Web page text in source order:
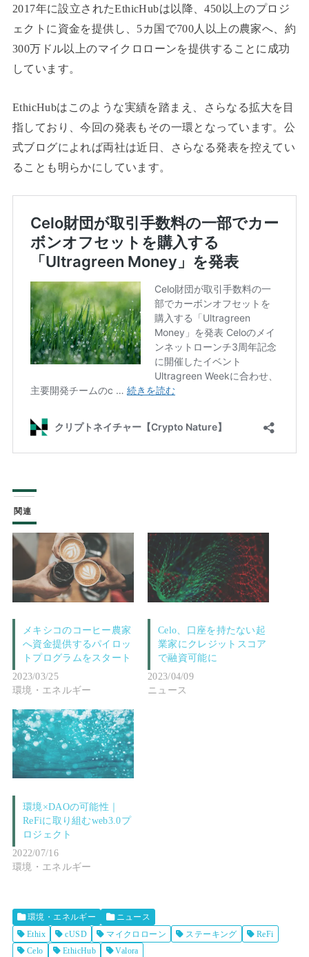
2017年に設立されたEthicHubは以降、450以上のプロジ
ェクトに資金を提供し、5カ国で700人以上の農家へ、約
300万ドル以上のマイクロローンを提供することに成功
しています。
EthicHubはこのような実績を踏まえ、さらなる拡大を目
指しており、今回の発表もその一環となっています。公
式ブログによれば両社は近日、さらなる発表を控えてい
ることも明らかにしています。
関連
メキシコのコーヒー農家
へ資金提供するパイロッ
トプログラムをスタート
2023/03/25
環境・エネルギー
Celo、口座を持たない起
業家にクレジットスコア
で融資可能に
2023/04/09
ニュース
環境×DAOの可能性｜
ReFiに取り組むweb3.0プ
ロジェクト
2022/07/16
環境・エネルギー
環境・エネルギー
ニュース
Ethix
cUSD マイクロローン ステーキング
ReFi
Celo
EthicHub Valora